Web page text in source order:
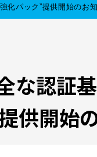
化パック”提供開始のお
な認証
供開始